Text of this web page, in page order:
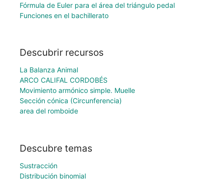
Fórmula de Euler para el área del triángulo pedal
Funciones en el bachillerato
Descubrir recursos
La Balanza Animal
ARCO CALIFAL CORDOBÉS
Movimiento armónico simple. Muelle
Sección cónica (Circunferencia)
area del romboide
Descubre temas
Sustracción
Distribución binomial